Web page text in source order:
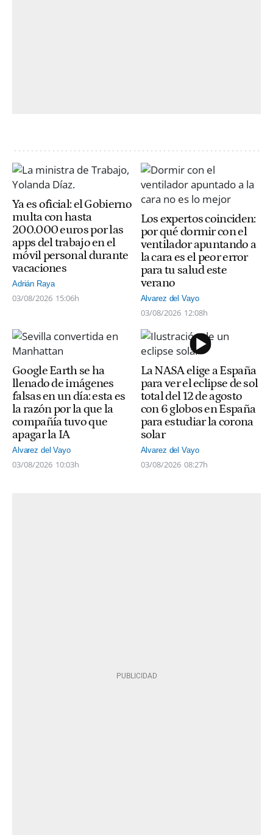
Ya es oficial: el Gobierno
multa con hasta
200.000 euros por las
apps del trabajo en el
móvil personal durante
vacaciones
Adrián Raya
03/08/2026 15:06h
Los expertos coinciden:
por qué dormir con el
ventilador apuntando a
la cara es el peor error
para tu salud este
verano
Alvarez del Vayo
03/08/2026 12:08h
Google Earth se ha
llenado de imágenes
falsas en un día: esta es
la razón por la que la
compañía tuvo que
apagar la IA
Alvarez del Vayo
03/08/2026 10:03h
La NASA elige a España
para ver el eclipse de sol
total del 12 de agosto
con 6 globos en España
para estudiar la corona
solar
Alvarez del Vayo
03/08/2026 08:27h